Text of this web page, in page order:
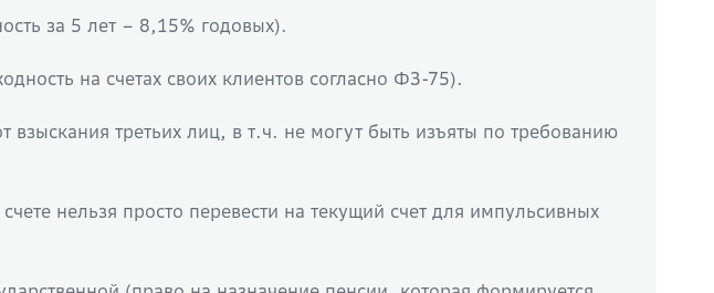
за 5 лет – 8,15% годовых).
на счетах своих клиентов согласно ФЗ-75).
третьих лиц, в т.ч. не могут быть изъяты по требованию
нельзя просто перевести на текущий счет для импульсивных